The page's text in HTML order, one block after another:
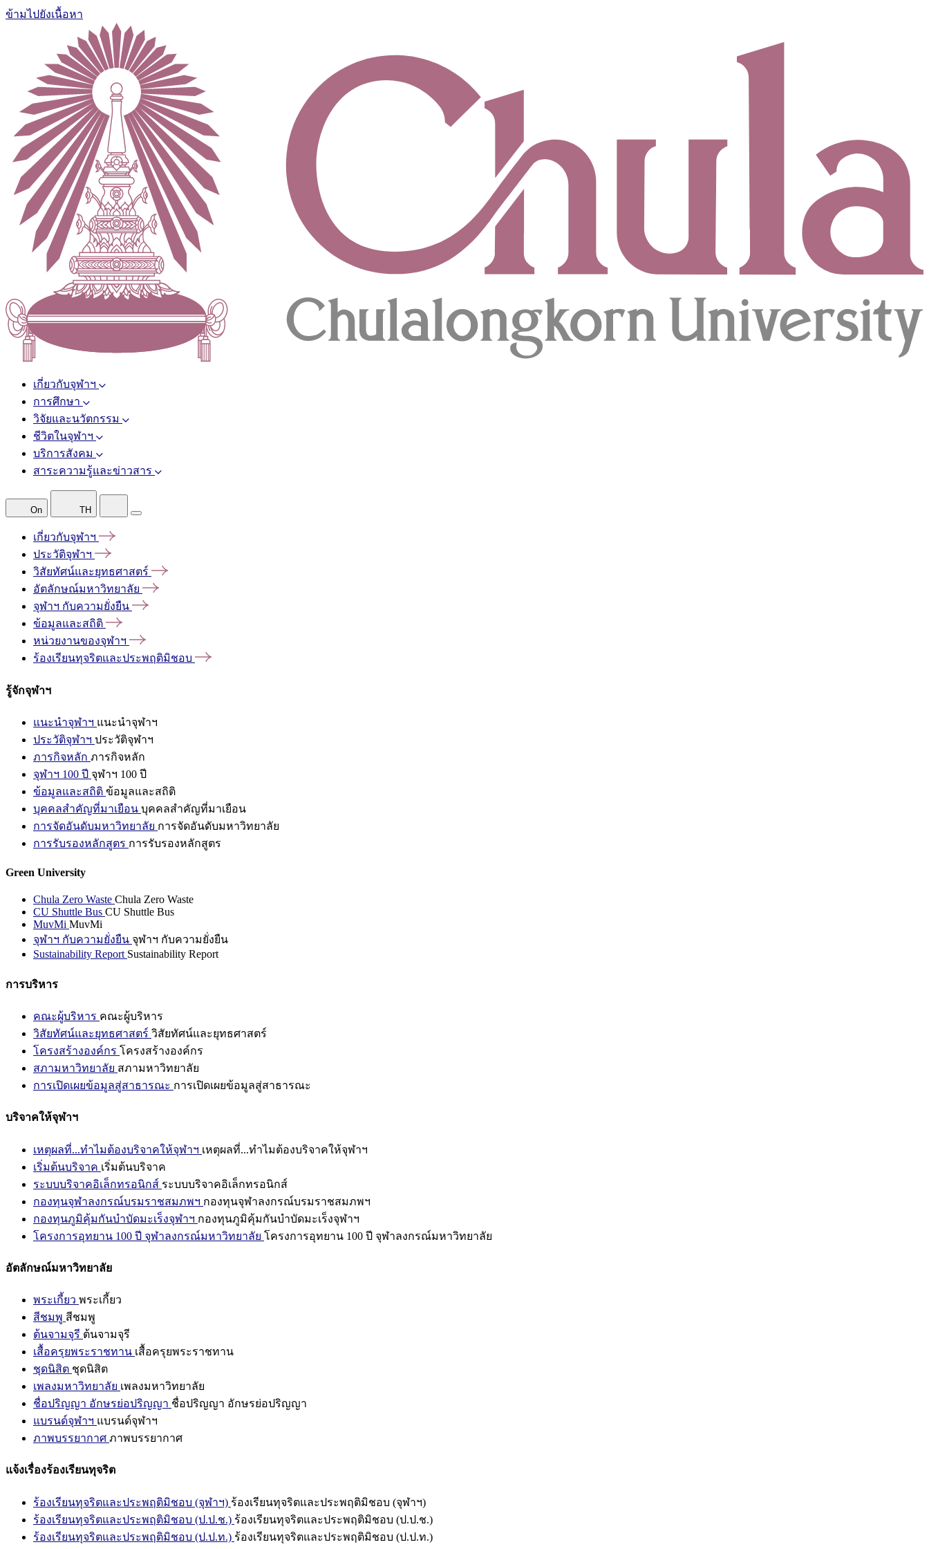
ข้ามไปยังเนื้อหา
เกี่ยวกับจุฬาฯ
การศึกษา
วิจัยและนวัตกรรม
ชีวิตในจุฬาฯ
บริการสังคม
สาระความรู้และข่าวสาร
On TH
เกี่ยวกับจุฬาฯ
ประวัติจุฬาฯ
วิสัยทัศน์และยุทธศาสตร์
อัตลักษณ์มหาวิทยาลัย
จุฬาฯ กับความยั่งยืน
ข้อมูลและสถิติ
หน่วยงานของจุฬาฯ
ร้องเรียนทุจริตและประพฤติมิชอบ
รู้จักจุฬาฯ
แนะนำจุฬาฯ แนะนำจุฬาฯ
ประวัติจุฬาฯ ประวัติจุฬาฯ
ภารกิจหลัก ภารกิจหลัก
จุฬาฯ 100 ปี จุฬาฯ 100 ปี
ข้อมูลและสถิติ ข้อมูลและสถิติ
บุคคลสำคัญที่มาเยือน บุคคลสำคัญที่มาเยือน
การจัดอันดับมหาวิทยาลัย การจัดอันดับมหาวิทยาลัย
การรับรองหลักสูตร การรับรองหลักสูตร
Green University
Chula Zero Waste Chula Zero Waste
CU Shuttle Bus CU Shuttle Bus
MuvMi MuvMi
จุฬาฯ กับความยั่งยืน จุฬาฯ กับความยั่งยืน
Sustainability Report Sustainability Report
การบริหาร
คณะผู้บริหาร คณะผู้บริหาร
วิสัยทัศน์และยุทธศาสตร์ วิสัยทัศน์และยุทธศาสตร์
โครงสร้างองค์กร โครงสร้างองค์กร
สภามหาวิทยาลัย สภามหาวิทยาลัย
การเปิดเผยข้อมูลสู่สาธารณะ การเปิดเผยข้อมูลสู่สาธารณะ
บริจาคให้จุฬาฯ
เหตุผลที่...ทำไมต้องบริจาคให้จุฬาฯ เหตุผลที่...ทำไมต้องบริจาคให้จุฬาฯ
เริ่มต้นบริจาค เริ่มต้นบริจาค
ระบบบริจาคอิเล็กทรอนิกส์ ระบบบริจาคอิเล็กทรอนิกส์
กองทุนจุฬาลงกรณ์บรมราชสมภพฯ กองทุนจุฬาลงกรณ์บรมราชสมภพฯ
กองทุนภูมิคุ้มกันบำบัดมะเร็งจุฬาฯ กองทุนภูมิคุ้มกันบำบัดมะเร็งจุฬาฯ
โครงการอุทยาน 100 ปี จุฬาลงกรณ์มหาวิทยาลัย โครงการอุทยาน 100 ปี จุฬาลงกรณ์มหาวิทยาลัย
อัตลักษณ์มหาวิทยาลัย
พระเกี้ยว พระเกี้ยว
สีชมพู สีชมพู
ต้นจามจุรี ต้นจามจุรี
เสื้อครุยพระราชทาน เสื้อครุยพระราชทาน
ชุดนิสิต ชุดนิสิต
เพลงมหาวิทยาลัย เพลงมหาวิทยาลัย
ชื่อปริญญา อักษรย่อปริญญา ชื่อปริญญา อักษรย่อปริญญา
แบรนด์จุฬาฯ แบรนด์จุฬาฯ
ภาพบรรยากาศ ภาพบรรยากาศ
แจ้งเรื่องร้องเรียนทุจริต
ร้องเรียนทุจริตและประพฤติมิชอบ (จุฬาฯ) ร้องเรียนทุจริตและประพฤติมิชอบ (จุฬาฯ)
ร้องเรียนทุจริตและประพฤติมิชอบ (ป.ป.ช.) ร้องเรียนทุจริตและประพฤติมิชอบ (ป.ป.ช.)
ร้องเรียนทุจริตและประพฤติมิชอบ (ป.ป.ท.) ร้องเรียนทุจริตและประพฤติมิชอบ (ป.ป.ท.)